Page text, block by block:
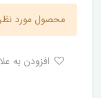
محصول مورد